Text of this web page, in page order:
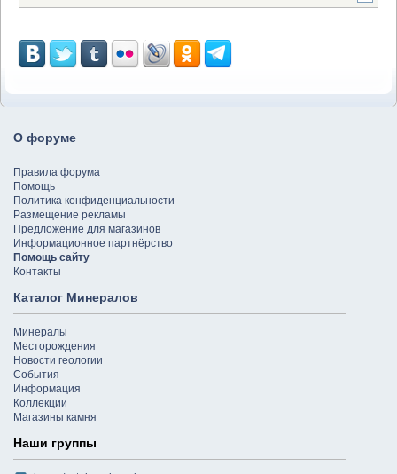
О форуме
Правила форума
Помощь
Политика конфиденциальности
Размещение рекламы
Предложение для магазинов
Информационное партнёрство
Помощь сайту
Контакты
Каталог Минералов
Минералы
Месторождения
Новости геологии
События
Информация
Коллекции
Магазины камня
Наши группы